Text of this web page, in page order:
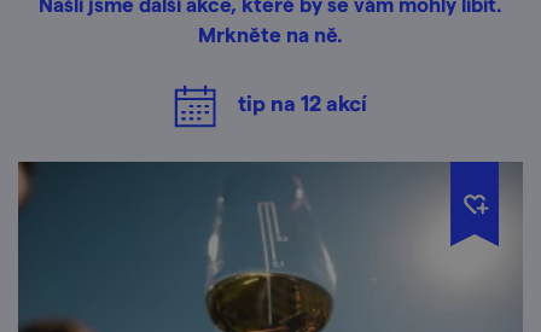
Mrkněte na ně.
tip na 12akcí